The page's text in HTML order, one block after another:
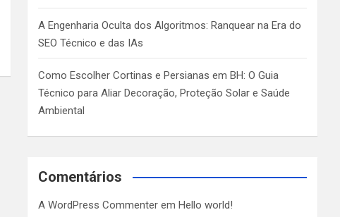
A Engenharia Oculta dos Algoritmos: Ranquear na Era do
SEO Técnico e das IAs
Como Escolher Cortinas e Persianas em BH: O Guia
Técnico para Aliar Decoração, Proteção Solar e Saúde
Ambiental
Comentários
A WordPress Commenter emHello world!